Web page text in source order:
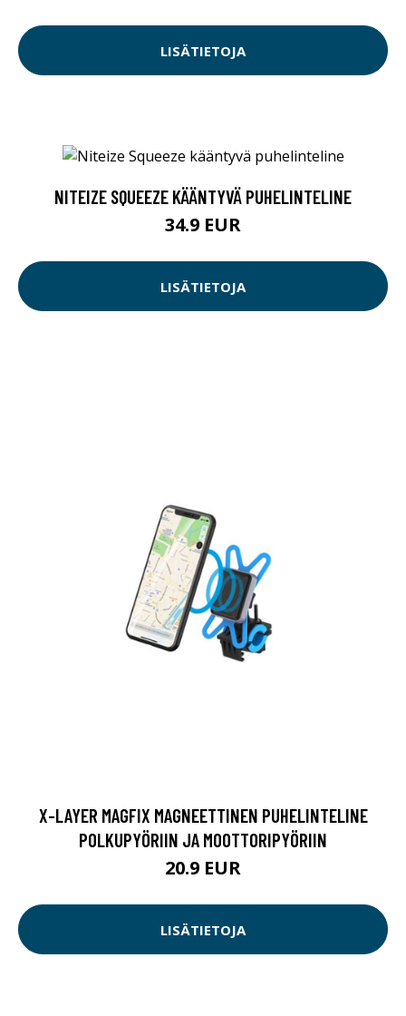
LISÄTIETOJA
NITEIZE SQUEEZE KÄÄNTYVÄ PUHELINTELINE
34.9 EUR
LISÄTIETOJA
X-LAYER MAGFIX MAGNEETTINEN PUHELINTELINE
POLKUPYÖRIIN JA MOOTTORIPYÖRIIN
20.9 EUR
LISÄTIETOJA